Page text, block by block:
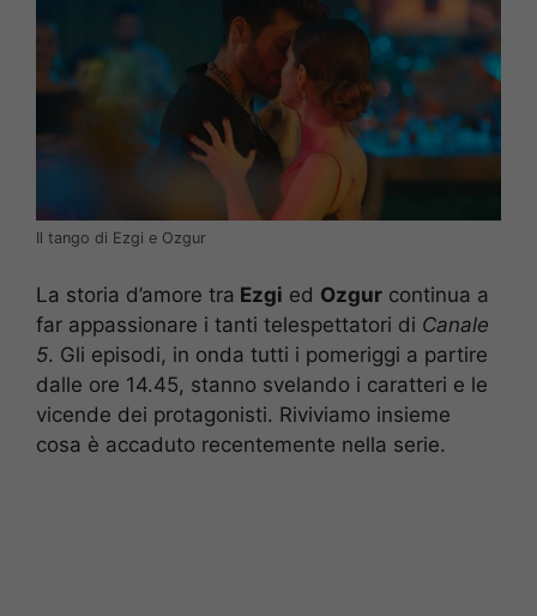
Il tango di Ezgi e Ozgur
La storia d’amore tra Ezgi ed Ozgur continua a
far appassionare i tanti telespettatori di Canale
5. Gli episodi, in onda tutti i pomeriggi a partire
dalle ore 14.45, stanno svelando i caratteri e le
vicende dei protagonisti. Riviviamo insieme
cosa è accaduto recentemente nella serie.